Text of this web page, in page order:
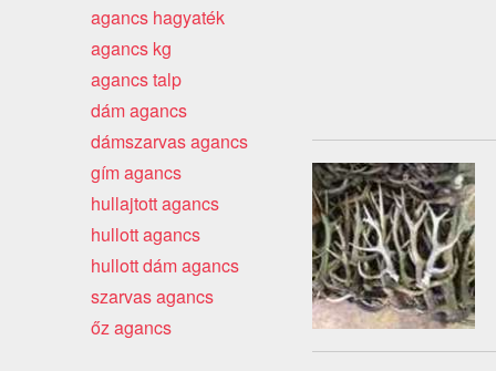
agancs hagyaték
agancs kg
agancs talp
dám agancs
dámszarvas agancs
gím agancs
hullajtott agancs
hullott agancs
hullott dám agancs
szarvas agancs
őz agancs